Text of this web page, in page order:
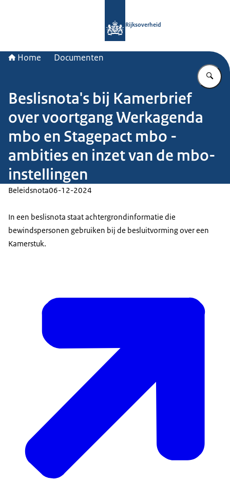
Rijksoverheid
Home Documenten
Beslisnota's bij Kamerbrief
over voortgang Werkagenda
mbo en Stagepact mbo -
ambities en inzet van de mbo-
instellingen
Beleidsnota06-12-2024
In een beslisnota staat achtergrondinformatie die
bewindspersonen gebruiken bij de besluitvorming over een
Kamerstuk.